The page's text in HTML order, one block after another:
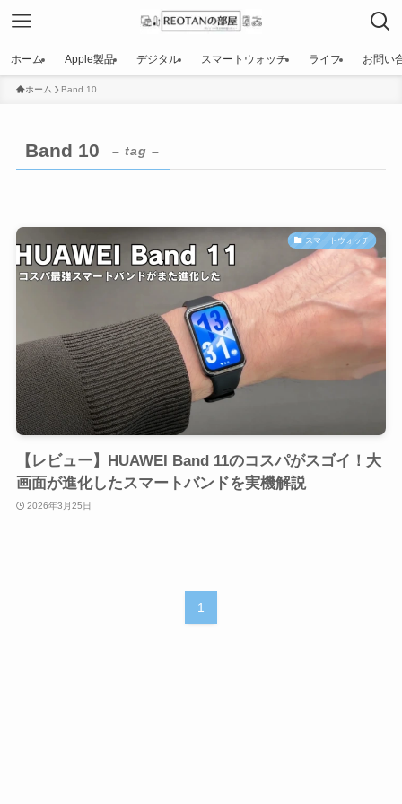
ホーム Apple製品 デジタル スマートウォッチ ライフ お問い
ホーム Band 10
Band 10 – tag –
スマートウォッチ
【レビュー】HUAWEI Band 11のコスパがスゴイ！大
画面が進化したスマートバンドを実機解説
2026年3月25日
1